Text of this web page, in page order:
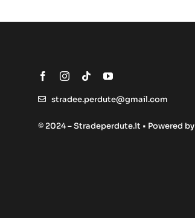
stradee.perdute@gmail.com
© 2024 – Stradeperdute.it • Powered by